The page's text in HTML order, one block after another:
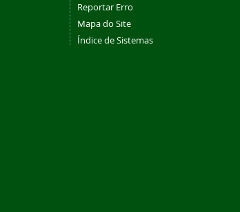
Reportar Erro
Mapa do Site
Índice de Sistemas